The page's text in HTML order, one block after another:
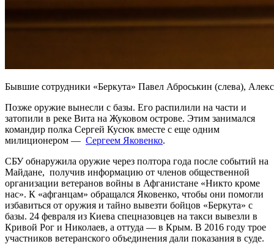
Бывшие сотрудники «Беркута» Павел Аброськин (слева),
Позже оружие вынесли с базы. Его распилили на части и
затопили в реке Вита на Жуковом острове. Этим занимался
командир полка Сергей Кусюк вместе с еще одним
милиционером — Сергеем Яковенко.
СБУ обнаружила оружие через полтора года после событий на
Майдане, получив информацию от членов общественной
организации ветеранов войны в Афганистане «Никто кроме
нас». К «афганцам» обращался Яковенко, чтобы они помогли
избавиться от оружия и тайно вывезти бойцов «Беркута» с
базы. 24 февраля из Киева спецназовцев на такси вывезли в
Кривой Рог и Николаев, а оттуда — в Крым. В 2016 году трое
участников ветеранского объединения дали показания в суде.